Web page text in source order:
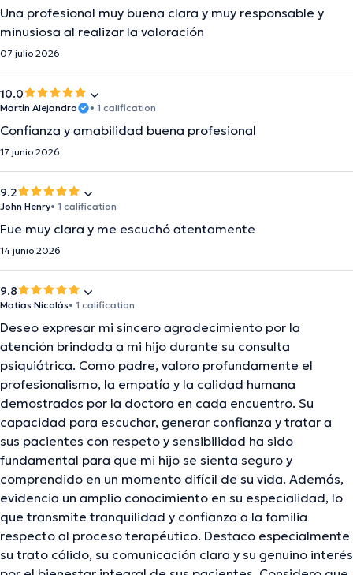
Una profesional muy buena clara y muy responsable y
minusiosa al realizar la valoración
07 julio 2026
10.0
Martín Alejandro • 1 calification
Confianza y amabilidad buena profesional
17 junio 2026
9.2
John Henry• 1 calification
Fue muy clara y me escuchó atentamente
14 junio 2026
9.8
Matias Nicolás• 1 calification
Deseo expresar mi sincero agradecimiento por la
atención brindada a mi hijo durante su consulta
psiquiátrica. Como padre, valoro profundamente el
profesionalismo, la empatía y la calidad humana
demostrados por la doctora en cada encuentro. Su
capacidad para escuchar, generar confianza y tratar a
sus pacientes con respeto y sensibilidad ha sido
fundamental para que mi hijo se sienta seguro y
comprendido en un momento difícil de su vida. Además,
evidencia un amplio conocimiento en su especialidad, lo
que transmite tranquilidad y confianza a la familia
respecto al proceso terapéutico. Destaco especialmente
su trato cálido, su comunicación clara y su genuino interés